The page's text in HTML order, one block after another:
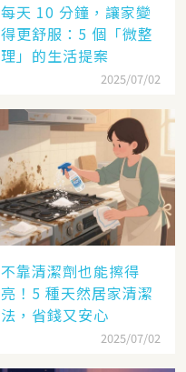
每天 10 分鐘，讓家變
得更舒服：5 個「微整
理」的生活提案
2025/07/02
不靠清潔劑也能擦得
亮！5 種天然居家清潔
法，省錢又安心
2025/07/02